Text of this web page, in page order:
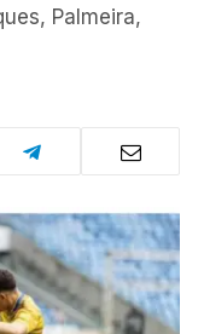
Palmeira,